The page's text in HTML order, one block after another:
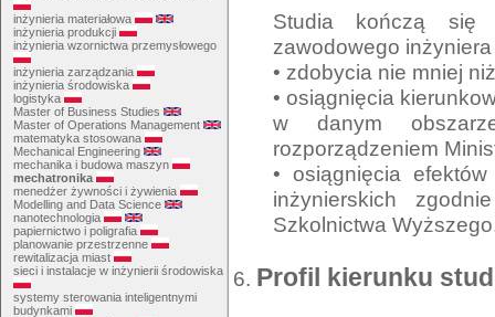
inżynieria materiałowa
inżynieria produkcji
inżynieria wzornictwa przemysłowego
inżynieria zarządzania
inżynieria środowiska
logistyka
Master of Business Studies
Master of Operations Management
matematyka stosowana
Mechanical Engineering
mechanika i budowa maszyn
mechatronika
menedżer żywności i żywienia
Modelling and Data Science
nanotechnologia
papiernictwo i poligrafia
planowanie przestrzenne
rewitalizacja miast
sieci i instalacje w inżynierii środowiska
systemy sterowania inteligentnymi
budynkami
Studia kończą się
zawodowego
• zdobycia nie mniej
• osiągnięcia
w danym
rozporządzeniem
• osiągnięcia
inżynierskich
Szkolnictwa
Profil kierunku